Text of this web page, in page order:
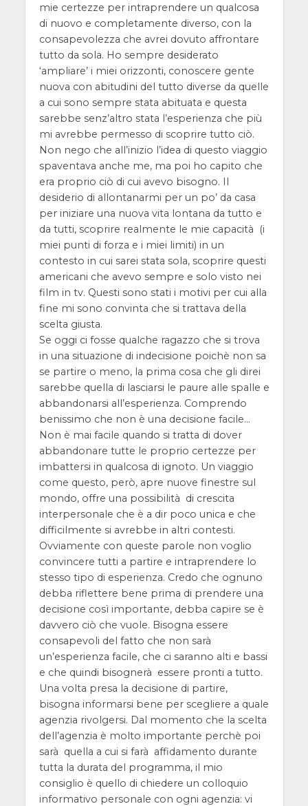
mie certezze per intraprendere un qualcosa
di nuovo e completamente diverso, con la
consapevolezza che avrei dovuto affrontare
tutto da sola. Ho sempre desiderato
‘ampliare’ i miei orizzonti, conoscere gente
nuova con abitudini del tutto diverse da quelle
a cui sono sempre stata abituata e questa
sarebbe senz’altro stata l’esperienza che più
mi avrebbe permesso di scoprire tutto ciò.
Non nego che all’inizio l’idea di questo viaggio
spaventava anche me, ma poi ho capito che
era proprio ciò di cui avevo bisogno. Il
desiderio di allontanarmi per un po’ da casa
per iniziare una nuova vita lontana da tutto e
da tutti, scoprire realmente le mie capacità (i
miei punti di forza e i miei limiti) in un
contesto in cui sarei stata sola, scoprire questi
americani che avevo sempre e solo visto nei
film in tv. Questi sono stati i motivi per cui alla
fine mi sono convinta che si trattava della
scelta giusta.
Se oggi ci fosse qualche ragazzo che si trova
in una situazione di indecisione poichè non sa
se partire o meno, la prima cosa che gli direi
sarebbe quella di lasciarsi le paure alle spalle e
abbandonarsi all’esperienza. Comprendo
benissimo che non è una decisione facile…
Non è mai facile quando si tratta di dover
abbandonare tutte le proprio certezze per
imbattersi in qualcosa di ignoto. Un viaggio
come questo, però, apre nuove finestre sul
mondo, offre una possibilità di crescita
interpersonale che è a dir poco unica e che
difficilmente si avrebbe in altri contesti.
Ovviamente con queste parole non voglio
convincere tutti a partire e intraprendere lo
stesso tipo di esperienza. Credo che ognuno
debba riflettere bene prima di prendere una
decisione così importante, debba capire se è
davvero ciò che vuole. Bisogna essere
consapevoli del fatto che non sarà
un’esperienza facile, che ci saranno alti e bassi
e che quindi bisognerà essere pronti a tutto.
Una volta presa la decisione di partire,
bisogna informarsi bene per scegliere a quale
agenzia rivolgersi. Dal momento che la scelta
dell’agenzia è molto importante perchè poi
sarà quella a cui si farà affidamento durante
tutta la durata del programma, il mio
consiglio è quello di chiedere un colloquio
informativo personale con ogni agenzia: vi